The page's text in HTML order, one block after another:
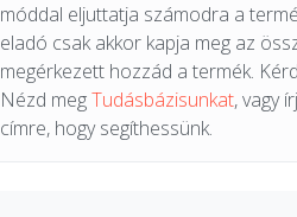
móddal eljuttatja számodra a
eladó csak akkor kapja meg az
megérkezett hozzád a termék.
Nézd megTudásbázisunkat, vagy
címre, hogy segíthessünk.